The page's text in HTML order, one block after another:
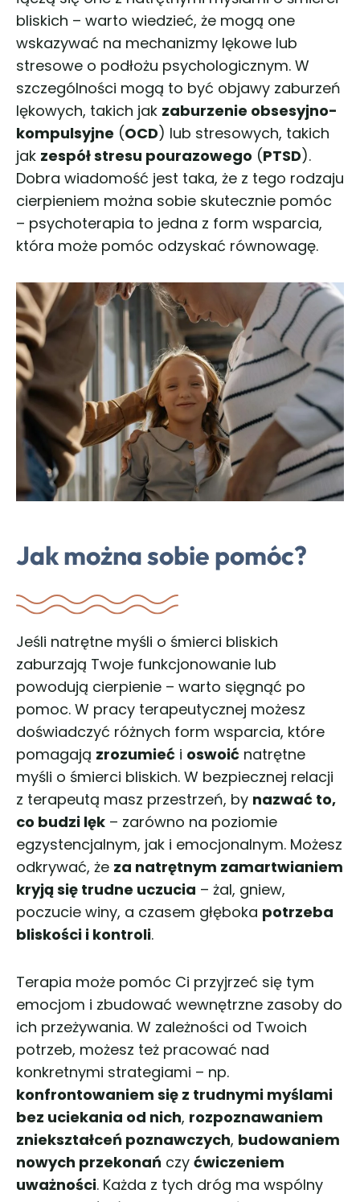
bliskich – warto wiedzieć, że mogą one
wskazywać na mechanizmy lękowe lub
stresowe o podłożu psychologicznym. W
szczególności mogą to być objawy zaburzeń
lękowych, takich jak zaburzenie obsesyjno-
kompulsyjne (OCD) lub stresowych, takich
jak zespół stresu pourazowego (PTSD).
Dobra wiadomość jest taka, że z tego rodzaju
cierpieniem można sobie skutecznie pomóc
– psychoterapia to jedna z form wsparcia,
która może pomóc odzyskać równowagę.
Jak można sobie pomóc?
Jeśli natrętne myśli o śmierci bliskich
zaburzają Twoje funkcjonowanie lub
powodują cierpienie – warto sięgnąć po
pomoc. W pracy terapeutycznej możesz
doświadczyć różnych form wsparcia, które
pomagają zrozumieć i oswoić natrętne
myśli o śmierci bliskich. W bezpiecznej relacji
z terapeutą masz przestrzeń, by nazwać to,
co budzi lęk – zarówno na poziomie
egzystencjalnym, jak i emocjonalnym. Możesz
odkrywać, że za natrętnym zamartwianiem
kryją się trudne uczucia – żal, gniew,
poczucie winy, a czasem głęboka potrzeba
bliskości i kontroli.
Terapia może pomóc Ci przyjrzeć się tym
emocjom i zbudować wewnętrzne zasoby do
ich przeżywania. W zależności od Twoich
potrzeb, możesz też pracować nad
konkretnymi strategiami – np.
konfrontowaniem się z trudnymi myślami
bez uciekania od nich, rozpoznawaniem
zniekształceń poznawczych, budowaniem
nowych przekonań czy ćwiczeniem
uważności. Każda z tych dróg ma wspólny